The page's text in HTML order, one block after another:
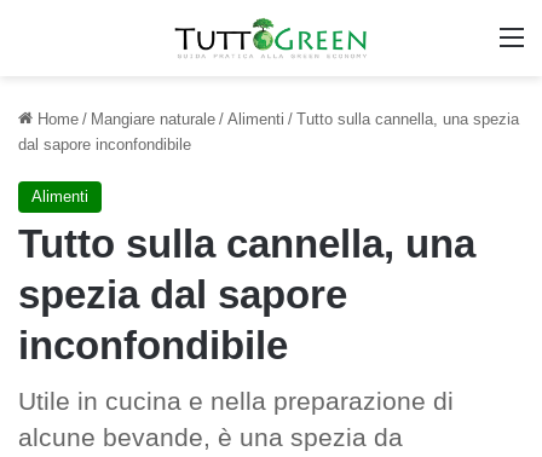
Home / Mangiare naturale / Alimenti / Tutto sulla cannella, una spezia
dal sapore inconfondibile
Alimenti
Tutto sulla cannella, una
spezia dal sapore
inconfondibile
Utile in cucina e nella preparazione di
alcune bevande, è una spezia da